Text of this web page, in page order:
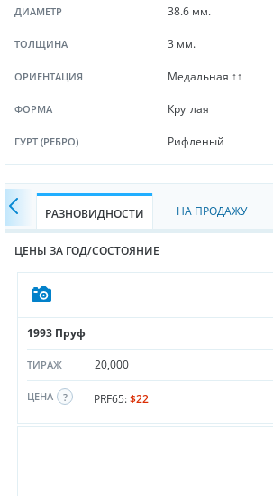
ДИАМЕТР 38.6 мм.
ТОЛЩИНА 3 мм.
ОРИЕНТАЦИЯ Медальная ↑↑
ФОРМА Круглая
ГУРТ (РЕБРО) Рифленый
РАЗНОВИДНОСТИ НА ПРОДАЖУ
ЦЕНЫ ЗА ГОД/СОСТОЯНИЕ
1993 Пруф
ТИРАЖ 20,000
ЦЕНА PRF65:$22